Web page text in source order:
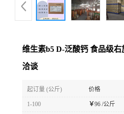
维生素b5 D-泛酸钙 食品级
洽谈
起订量 (公斤) 价格
1-100 ￥96 /公斤